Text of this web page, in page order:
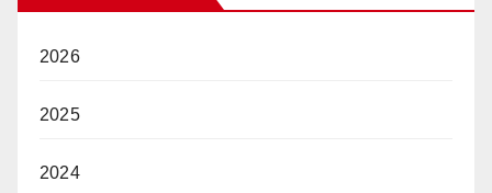
2026
2025
2024